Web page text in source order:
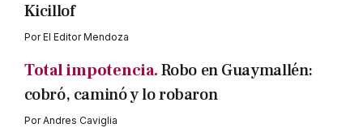
Kicillof
PorEl Editor Mendoza
Total impotencia.Robo en Guaymallén:
cobró, caminó y lo robaron
PorAndres Caviglia